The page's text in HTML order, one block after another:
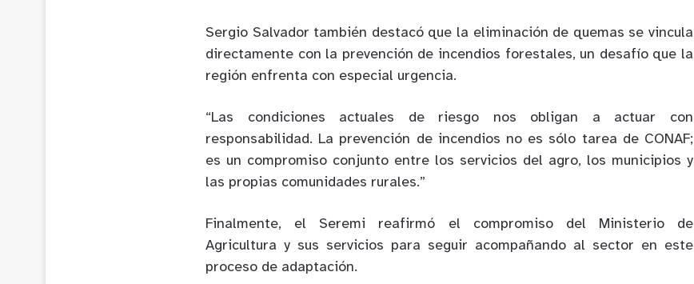
Sergio Salvador también destacó que la eliminación de quemas se vincula
directamente con la prevención de incendios forestales, un desafío que la
región enfrenta con especial urgencia.
“Las condiciones actuales de riesgo nos obligan a actuar con
responsabilidad. La prevención de incendios no es sólo tarea de CONAF;
es un compromiso conjunto entre los servicios del agro, los municipios y
las propias comunidades rurales.”
Finalmente, el Seremi reafirmó el compromiso del Ministerio de
Agricultura y sus servicios para seguir acompañando al sector en este
proceso de adaptación.